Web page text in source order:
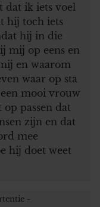
dat ik iets voel
hij toch iets
hij in die
mij op eens en
en waarom
waar op sta
mooi vrouw
passen dat
zijn en dat
mee
hij doet weet